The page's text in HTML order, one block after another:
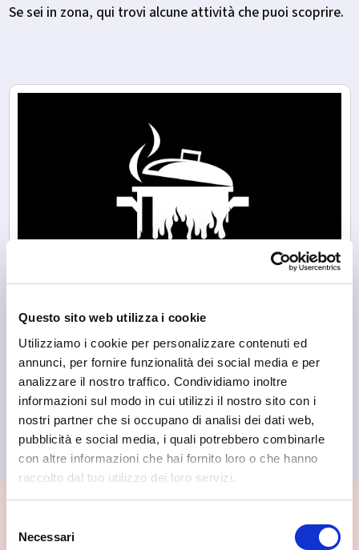
Questo sito web utilizza i cookie
Utilizziamo i cookie per personalizzare contenuti ed
annunci, per fornire funzionalità dei social media e per
analizzare il nostro traffico. Condividiamo inoltre
informazioni sul modo in cui utilizzi il nostro sito con i
nostri partner che si occupano di analisi dei dati web,
pubblicità e social media, i quali potrebbero combinarle
con altre informazioni che hai fornito loro o che hanno
raccolto dal tuo utilizzo dei loro servizi.
delNecessari
Se sei in zona, qui trovi alcune attività che puoi scoprire.
Albosaggia
Osteria da Cotti & Crudi - Pizzeria
📍 Cosa vedere nei dintorni